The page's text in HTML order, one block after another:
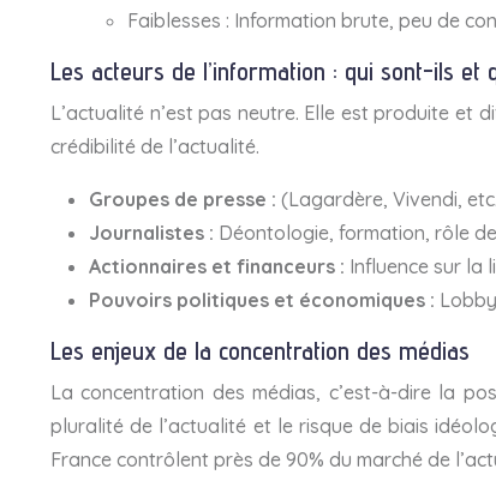
Faiblesses : Information brute, peu de
Les acteurs de l’information : qui sont-ils et
L’actualité n’est pas neutre. Elle est produite
crédibilité de l’actualité.
Groupes de presse : (Lagardère, Vivendi,
Journalistes : Déontologie, formation, rôle
Actionnaires et financeurs : Influence sur la
Pouvoirs politiques et économiques :
Les enjeux de la concentration des médias
La concentration des médias, c’est-à-dire la
pluralité de l’actualité et le risque de biais
France contrôlent près de 90% du marché de